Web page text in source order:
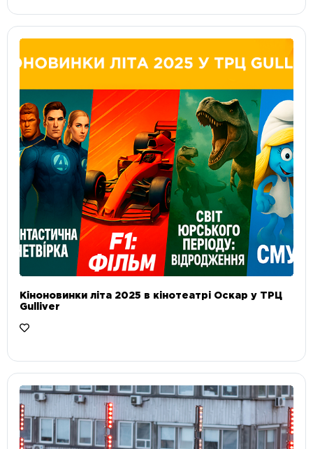
Кіноновинки літа 2025 в кінотеатрі Оскар у ТРЦ
Gulliver